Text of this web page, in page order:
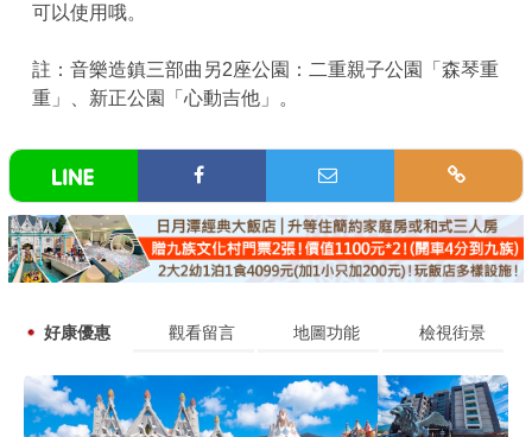
可以使用哦。
註：音樂造鎮三部曲另2座公園：二重親子公園「森琴重
重」、新正公園「心動吉他」。
好康優惠 觀看留言 地圖功能 檢視街景